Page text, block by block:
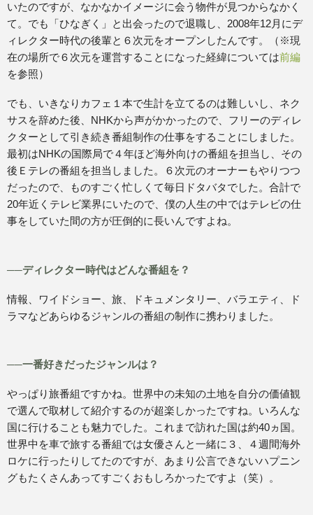
いたのですが、なかなかイメージに会う物件が見つからなかく
て。でも「ひなぎく」と出会ったので退職し、2008年12月にデ
ィレクター時代の後輩と６次元をオープンしたんです。（※現
在の場所で６次元を運営することになった経緯については前編
を参照）
でも、いきなりカフェ１本で生計を立てるのは難しいし、ネク
サスを辞めた後、NHKから声がかかったので、フリーのディレ
クターとして引き続き番組制作の仕事をすることにしました。
最初はNHKの国際局で４年ほど海外向けの番組を担当し、その
後Ｅテレの番組を担当しました。６次元のオーナーもやりつつ
だったので、ものすごく忙しくて毎日ドタバタでした。合計で
20年近くテレビ業界にいたので、僕の人生の中ではテレビの仕
事をしていた間の方が圧倒的に長いんですよね。
──ディレクター時代はどんな番組を？
情報、ワイドショー、旅、ドキュメンタリー、バラエティ、ド
ラマなどあらゆるジャンルの番組の制作に携わりました。
──一番好きだったジャンルは？
やっぱり旅番組ですかね。世界中の未知の土地を自分の価値観
で選んで取材して紹介するのが超楽しかったですね。いろんな
国に行けることも魅力でした。これまで訪れた国は約40ヵ国。
世界中を車で旅する番組では女優さんと一緒に３、４週間海外
ロケに行ったりしてたのですが、あまり公言できないハプニン
グもたくさんあってすごくおもしろかったですよ（笑）。